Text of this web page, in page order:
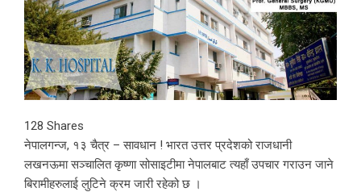
128 Shares
नेपालगन्ज, १३ चैत्र – सावधान ! भारत उत्तर प्रदेशको राजधानी
लखनऊमा सञ्चालित कृष्णा सोसाइटीमा नेपालबाट त्यहाँ उपचार गराउन जाने
बिरामीहरुलाई लुटिने क्रम जारी रहेको छ ।